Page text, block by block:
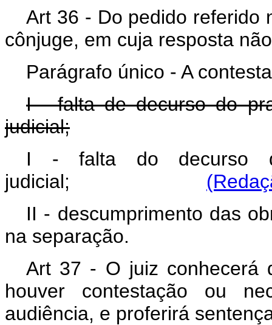
Art 36 - Do pedido referido
cônjuge, em cuja resposta
Parágrafo único - A
I - falta de decurso do
judicial;
I - falta do decurso
judicial;
II - descumprimento das
na separação.
Art 37 - O juiz conhecerá
houver contestação ou
audiência, e proferirá